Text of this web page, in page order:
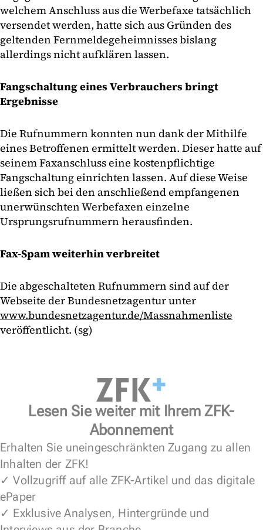
welchem Anschluss aus die Werbefaxe tatsächlich
versendet werden, hatte sich aus Gründen des
geltenden Fernmeldegeheimnisses bislang
allerdings nicht aufklären lassen.
Fangschaltung eines Verbrauchers bringt
Ergebnisse
Die Rufnummern konnten nun dank der Mithilfe
eines Betroffenen ermittelt werden. Dieser hatte auf
seinem Faxanschluss eine kostenpflichtige
Fangschaltung einrichten lassen. Auf diese Weise
ließen sich bei den anschließend empfangenen
unerwünschten Werbefaxen einzelne
Ursprungsrufnummern herausfinden.
Fax-Spam weiterhin verbreitet
Die abgeschalteten Rufnummern sind auf der
Webseite der Bundesnetzagentur unter
www.bundesnetzagentur.de/Massnahmenliste
veröffentlicht. (sg)
Lesen Sie weiter mit Ihrem ZFK-
Abonnement
Erhalten Sie uneingeschränkten Zugang zu allen
Inhalten der ZFK!
✓ Vollzugriff auf alle ZFK-Artikel und das digitale
ePaper
✓ Exklusive Analysen, Hintergründe und